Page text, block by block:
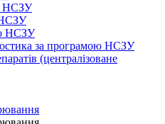
НСЗУ
НСЗУ
за програмою НСЗУ
(централізоване